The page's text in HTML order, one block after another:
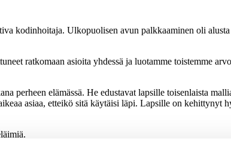
kodinhoitaja. Ulkopuolisen avun palkkaaminen oli
ratkomaan asioita yhdessä ja luotamme toistemme
perheen elämässä. He edustavat lapsille toisenlaista
asiaa, etteikö sitä käytäisi läpi. Lapsille on kehittynyt
ja rohkaisee adoptiovanhemmuudesta haaveilevia.